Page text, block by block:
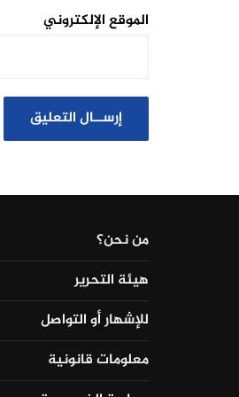
الموقع الإلكتروني
من نحن؟
هيئة التحرير
للإشهار أو التواصل
معلومات قانونية